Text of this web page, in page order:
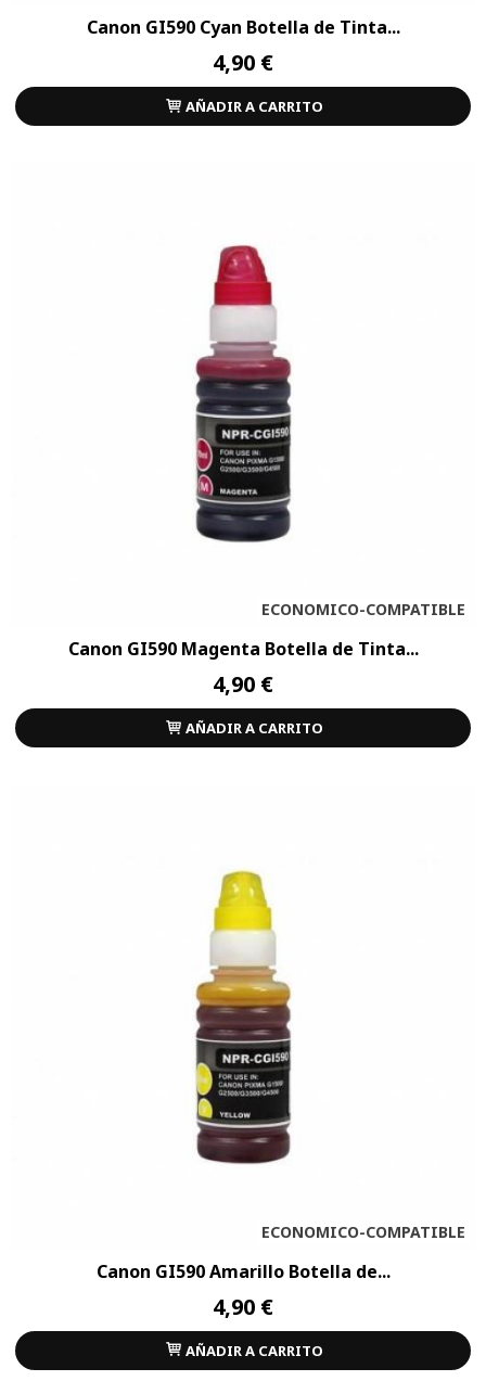
Canon GI590 Cyan Botella de Tinta...
4,90 €
AÑADIR A CARRITO
ECONOMICO-COMPATIBLE
Canon GI590 Magenta Botella de Tinta...
4,90 €
AÑADIR A CARRITO
ECONOMICO-COMPATIBLE
Canon GI590 Amarillo Botella de...
4,90 €
AÑADIR A CARRITO